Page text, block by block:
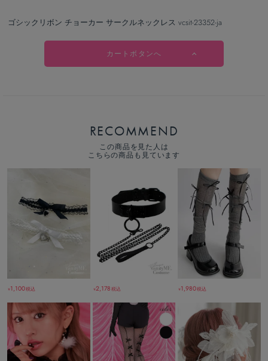
ゴシックリボン チョーカー サークルネックレス vcsit-23352-ja
カートボタンへ
RECOMMEND
この商品を見た人は
こちらの商品も見ています
￥1,100税込 ￥2,178税込 ￥1,980税込